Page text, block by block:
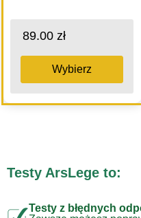
89.00 zł
Wybierz
Testy ArsLege to:
Testy z błędnych